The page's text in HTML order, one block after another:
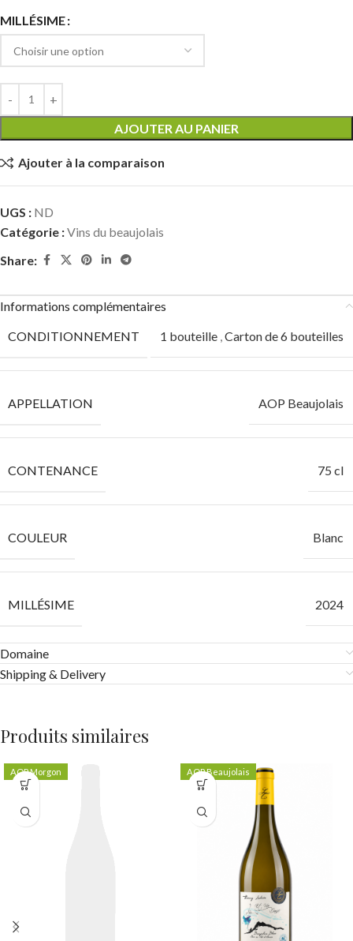
MILLÉSIME
AJOUTER AU PANIER
Ajouter à la comparaison
UGS : ND
Catégorie :Vins du beaujolais
Share:
Informations complémentaires
CONDITIONNEMENT
1 bouteille ,Carton de 6 bouteilles
APPELLATION AOP Beaujolais
CONTENANCE 75 cl
COULEUR Blanc
MILLÉSIME 2024
Domaine
Shipping & Delivery
Produits similaires
AOP Morgon AOP Beaujolais